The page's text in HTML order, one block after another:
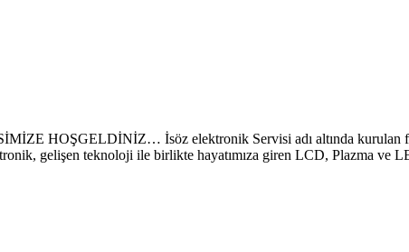
İsöz elektronik Servisi adı altında kurulan
gelişen teknoloji ile birlikte hayatımıza giren LCD, Plazma ve